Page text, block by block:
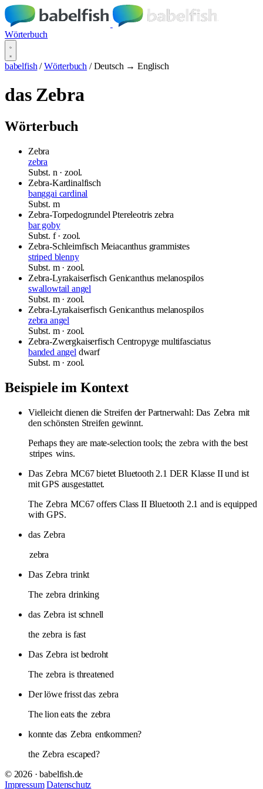
Wörterbuch
babelfish / Wörterbuch / Deutsch → Englisch
das Zebra
Wörterbuch
Zebra
zebra
Subst. n · zool.
Zebra-Kardinalfisch
banggai cardinal
Subst. m
Zebra-Torpedogrundel Ptereleotris zebra
bar goby
Subst. f· zool.
Zebra-Schleimfisch Meiacanthus grammistes
striped blenny
Subst. m· zool.
Zebra-Lyrakaiserfisch Genicanthus melanospilos
swallowtail angel
Subst. m· zool.
Zebra-Lyrakaiserfisch Genicanthus melanospilos
zebra angel
Subst. m· zool.
Zebra-Zwergkaiserfisch Centropyge multifasciatus
banded angel dwarf
Subst. m· zool.
Beispiele im Kontext
Vielleicht dienen die Streifen der Partnerwahl: Das Zebra mit
den schönsten Streifen gewinnt.
Perhaps they are mate-selection tools; the zebra with the best
stripes wins.
Das Zebra MC67 bietet Bluetooth 2.1 DER Klasse II und ist
mit GPS ausgestattet.
The Zebra MC67 offers Class II Bluetooth 2.1 and is equipped
with GPS.
das Zebra
zebra
Das Zebra trinkt
The zebra drinking
das Zebra ist schnell
the zebra is fast
Das Zebra ist bedroht
The zebra is threatened
Der löwe frisst das zebra
The lion eats the zebra
konnte das Zebra entkommen?
the Zebra escaped?
© 2026 · babelfish.de
Impressum Datenschutz